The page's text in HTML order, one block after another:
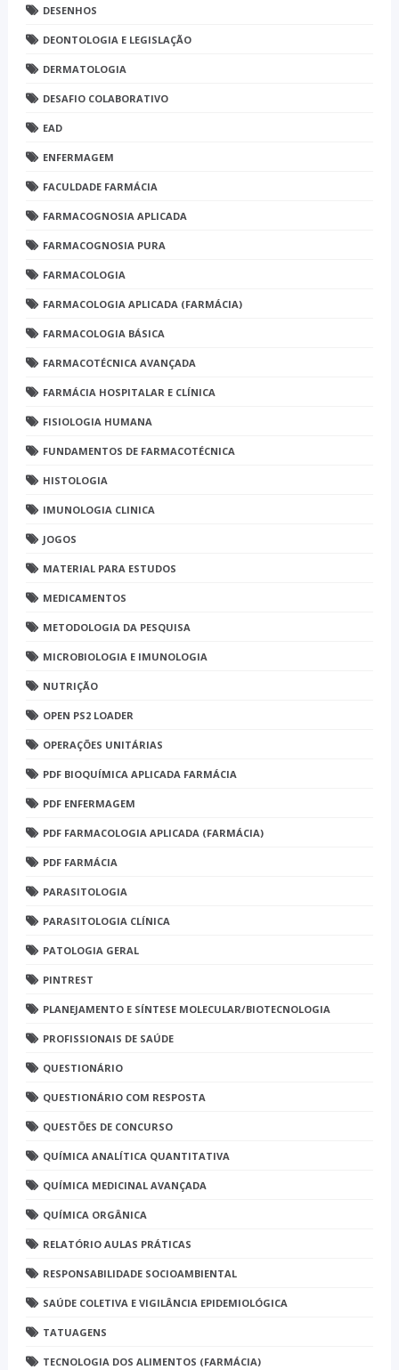
DESENHOS
DEONTOLOGIA E LEGISLAÇÃO
DERMATOLOGIA
DESAFIO COLABORATIVO
EAD
ENFERMAGEM
FACULDADE FARMÁCIA
FARMACOGNOSIA APLICADA
FARMACOGNOSIA PURA
FARMACOLOGIA
FARMACOLOGIA APLICADA (FARMÁCIA)
FARMACOLOGIA BÁSICA
FARMACOTÉCNICA AVANÇADA
FARMÁCIA HOSPITALAR E CLÍNICA
FISIOLOGIA HUMANA
FUNDAMENTOS DE FARMACOTÉCNICA
HISTOLOGIA
IMUNOLOGIA CLINICA
JOGOS
MATERIAL PARA ESTUDOS
MEDICAMENTOS
METODOLOGIA DA PESQUISA
MICROBIOLOGIA E IMUNOLOGIA
NUTRIÇÃO
OPEN PS2 LOADER
OPERAÇÕES UNITÁRIAS
PDF BIOQUÍMICA APLICADA FARMÁCIA
PDF ENFERMAGEM
PDF FARMACOLOGIA APLICADA (FARMÁCIA)
PDF FARMÁCIA
PARASITOLOGIA
PARASITOLOGIA CLÍNICA
PATOLOGIA GERAL
PINTREST
PLANEJAMENTO E SÍNTESE MOLECULAR/BIOTECNOLOGIA
PROFISSIONAIS DE SAÚDE
QUESTIONÁRIO
QUESTIONÁRIO COM RESPOSTA
QUESTÕES DE CONCURSO
QUÍMICA ANALÍTICA QUANTITATIVA
QUÍMICA MEDICINAL AVANÇADA
QUÍMICA ORGÂNICA
RELATÓRIO AULAS PRÁTICAS
RESPONSABILIDADE SOCIOAMBIENTAL
SAÚDE COLETIVA E VIGILÂNCIA EPIDEMIOLÓGICA
TATUAGENS
TECNOLOGIA DOS ALIMENTOS (FARMÁCIA)